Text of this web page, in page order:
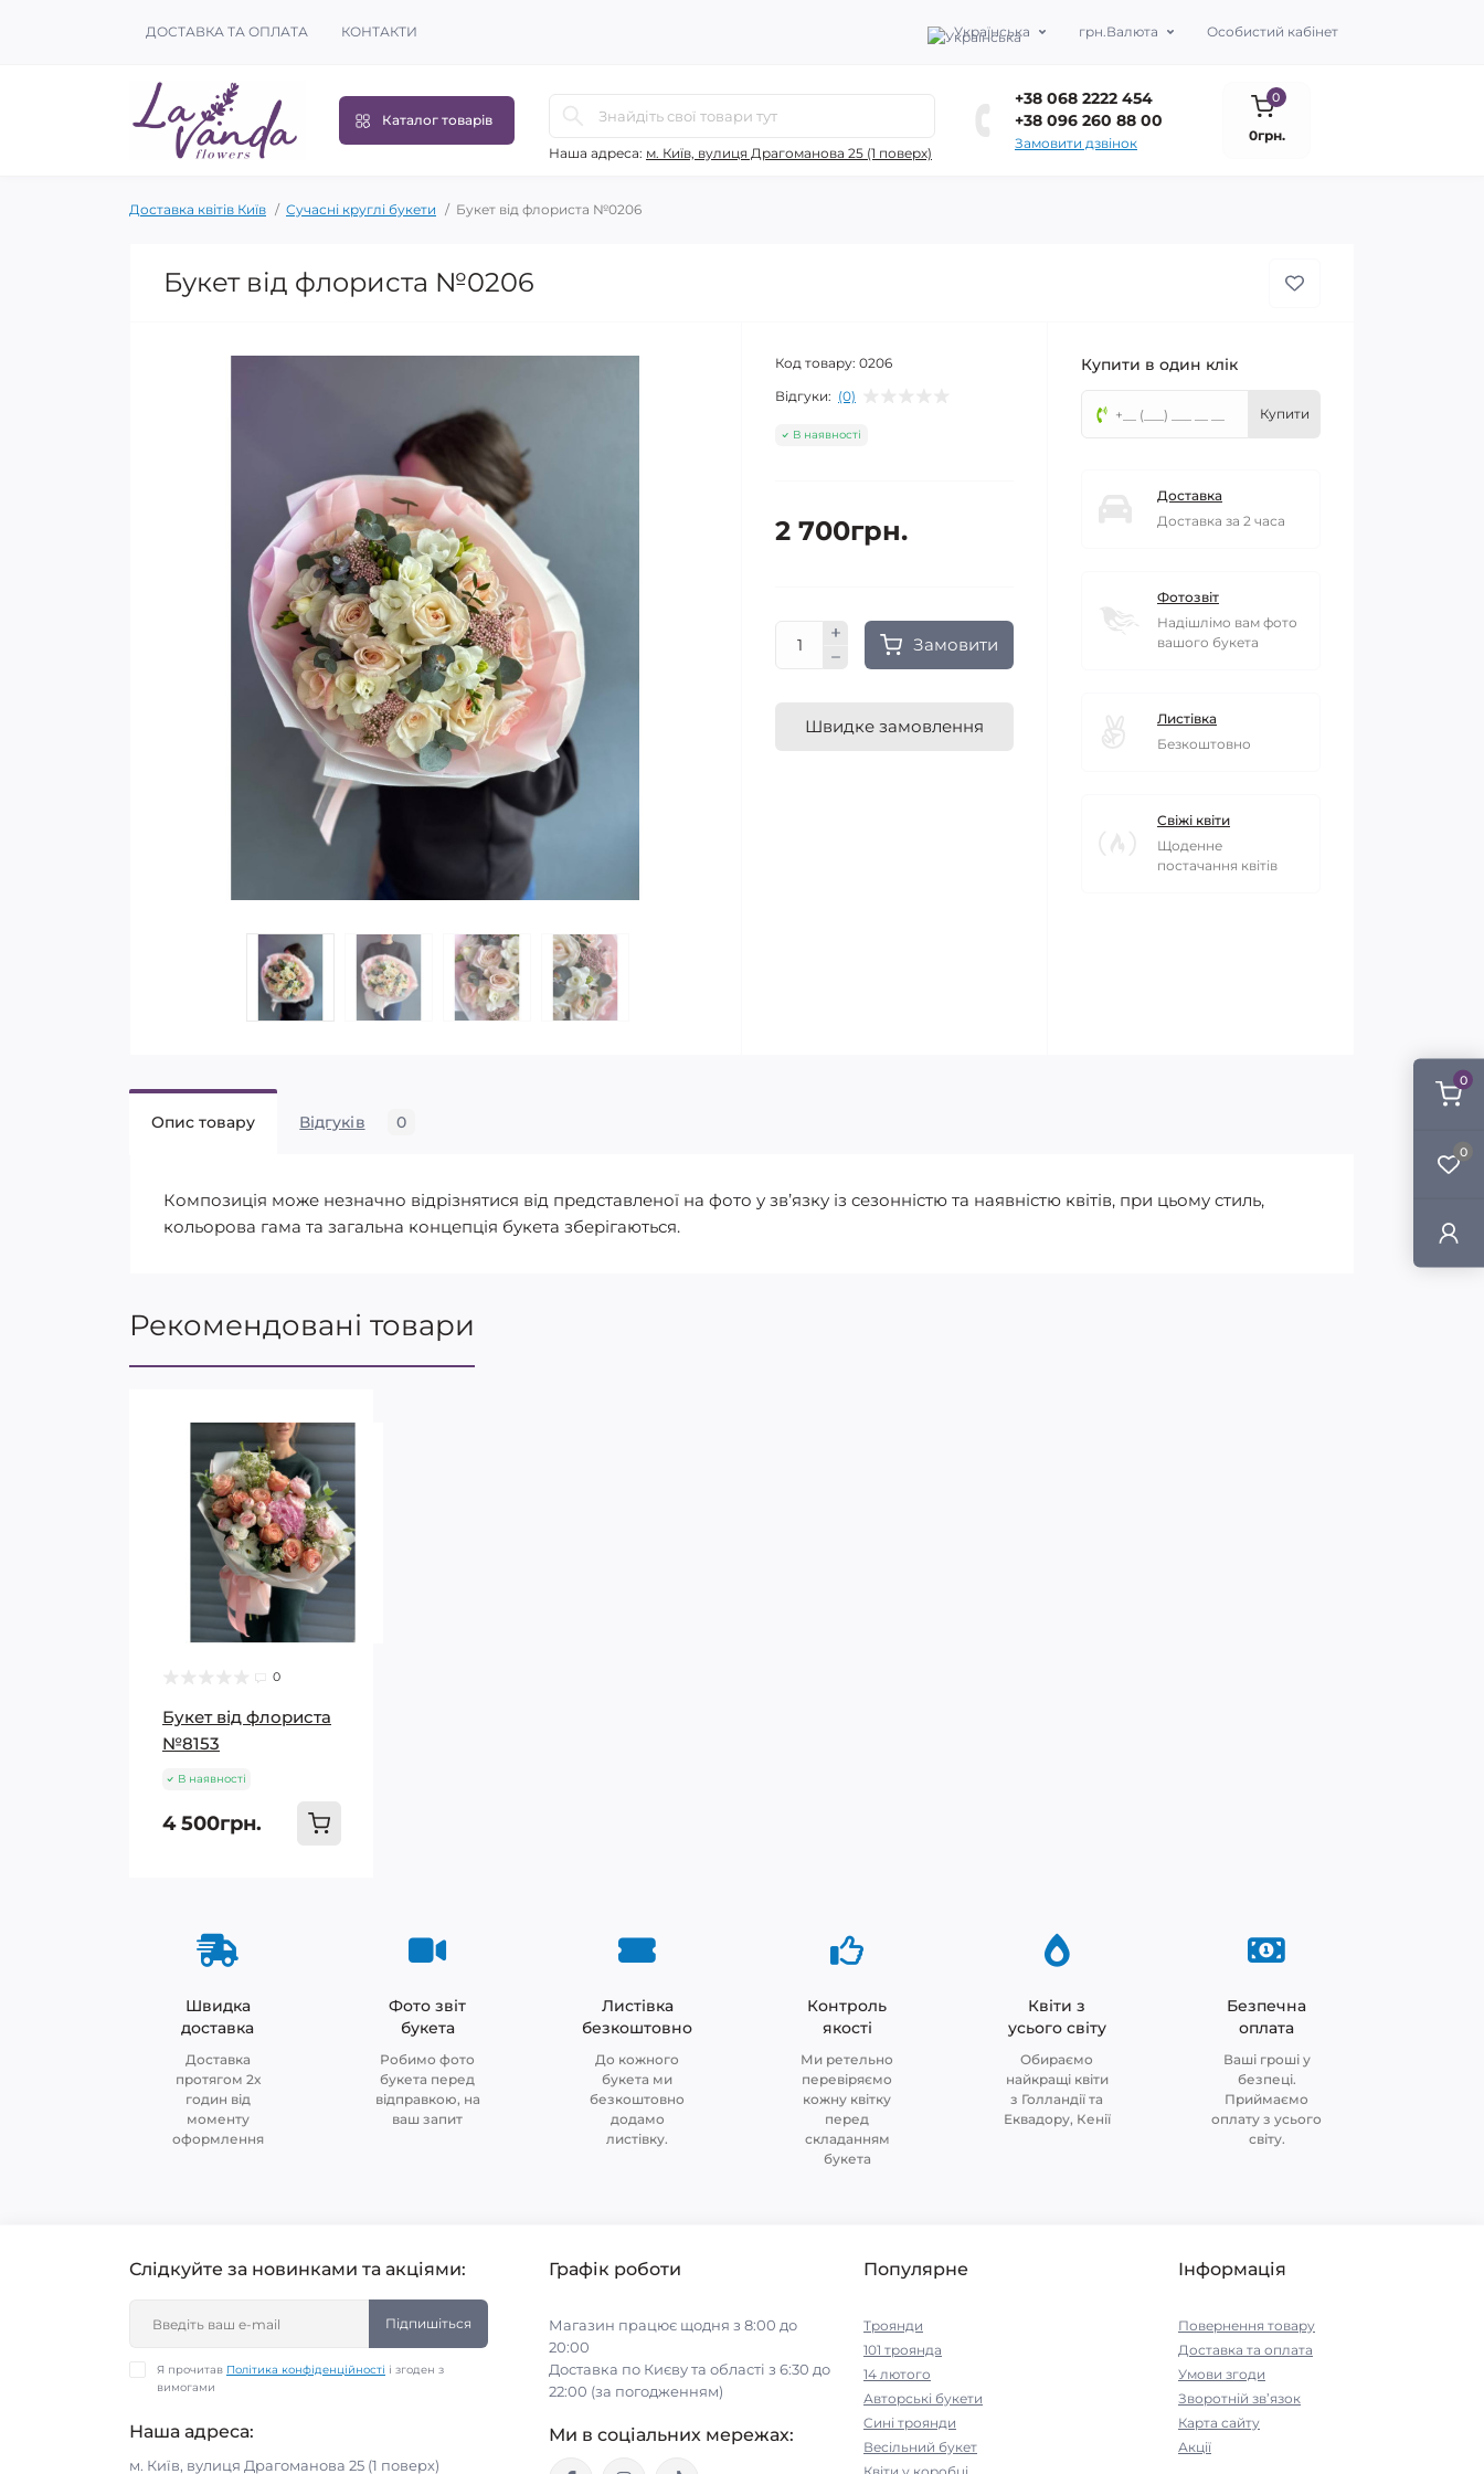
0
0
ДОСТАВКА ТА ОПЛАТА КОНТАКТИ Українська грн.Валюта Особистий кабінет
Каталог товарів
Наша адреса: м. Київ, вулиця Драгоманова 25 (1 поверх)
+38 068 2222 454
+38 096 260 88 00
Замовити дзвінок
0
0грн.
Доставка квітів Київ Сучасні круглі букети Букет від флориста №0206
Букет від флориста №0206
Код товару: 0206
Відгуки: (0)
В наявності
2 700грн.
Замовити
Швидке замовлення
Купити в один клік
Купити
Доставка
Доставка за 2 часа
Фотозвіт
Надішлімо вам фото
вашого букета
Листівка
Безкоштовно
Свіжі квіти
Щоденне
постачання квітів
Опис товару Відгуків 0
Композиція може незначно відрізнятися від представленої на фото у зв’язку із сезонністю та наявністю квітів, при цьому стиль,
кольорова гама та загальна концепція букета зберігаються.
Рекомендовані товари
0
Букет від флориста
№8153
В наявності
4 500грн.
Швидка
доставка
Доставка
протягом 2х
годин від
моменту
оформлення
Фото звіт
букета
Робимо фото
букета перед
відправкою, на
ваш запит
Листівка
безкоштовно
До кожного
букета ми
безкоштовно
додамо
листівку.
Контроль
якості
Ми ретельно
перевіряємо
кожну квітку
перед
складанням
букета
Квіти з
усього світу
Обираємо
найкращі квіти
з Голландії та
Еквадору, Кенії
Безпечна
оплата
Ваші гроші у
безпеці.
Приймаємо
оплату з усього
світу.
Слідкуйте за новинками та акціями:
Підпишіться
Я прочитав Політика конфіденційності і згоден з
вимогами
Наша адреса:
м. Київ, вулиця Драгоманова 25 (1 поверх)
Графік роботи
Магазин працює щодня з 8:00 до
20:00
Доставка по Києву та області з 6:30 до
22:00 (за погодженням)
Ми в соціальних мережах:
Популярне
Троянди
101 троянда
14 лютого
Авторські букети
Cині троянди
Весільний букет
Інформація
Повернення товару
Доставка та оплата
Умови згоди
Зворотній зв’язок
Карта сайту
Акції